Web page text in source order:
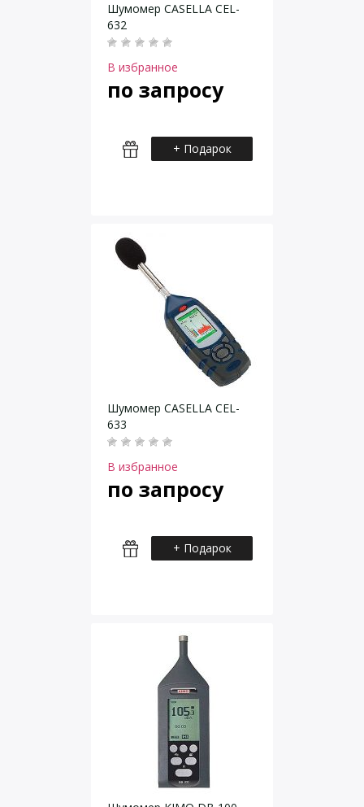
Шумомер CASELLA CEL-
632
В избранное
по запросу
+ Подарок
Шумомер CASELLA CEL-
633
В избранное
по запросу
+ Подарок